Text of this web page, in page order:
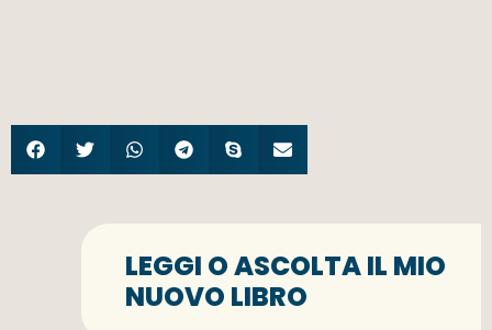
LEGGI O ASCOLTA IL MIO
NUOVO LIBRO